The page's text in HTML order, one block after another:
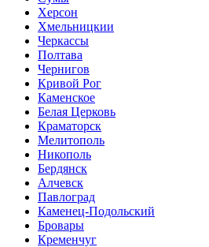
Херсон
Хмельницкии
Черкассы
Полтава
Чернигов
Кривой Рог
Каменское
Белая Церковь
Краматорск
Мелитополь
Никополь
Бердянск
Алчевск
Павлоград
Каменец-Подольский
Бровары
Кременчуг